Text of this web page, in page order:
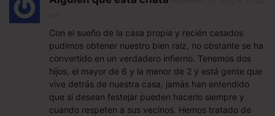
Con el sueño de la casa propia y recién casados
pudimos obtener nuestro bien raíz, no obstante se ha
convertido en un verdadero infierno. Tenemos dos
hijos, el mayor de 6 y la menor de 2 y está gente que
vive detrás de nuestra casa, jamás han entendido
que si desean festejar pueden hacerlo siempre y
cuando respeten a sus vecinos. Hemos tratado de